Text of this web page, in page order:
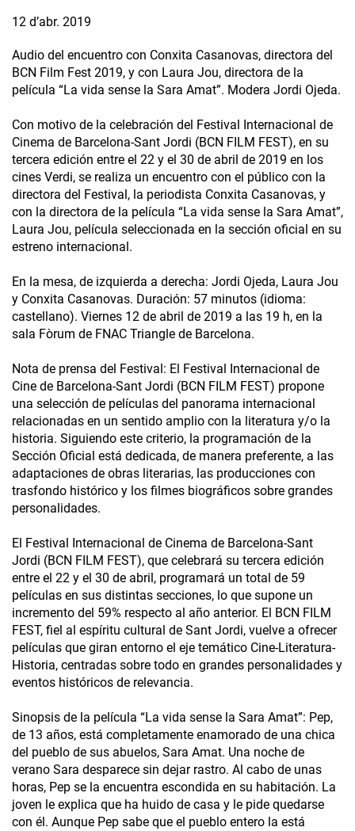
12 d’abr. 2019
Audio del encuentro con Conxita Casanovas, directora del
BCN Film Fest 2019, y con Laura Jou, directora de la
película “La vida sense la Sara Amat”. Modera Jordi Ojeda.
Con motivo de la celebración del Festival Internacional de
Cinema de Barcelona-Sant Jordi (BCN FILM FEST), en su
tercera edición entre el 22 y el 30 de abril de 2019 en los
cines Verdi, se realiza un encuentro con el público con la
directora del Festival, la periodista Conxita Casanovas, y
con la directora de la película “La vida sense la Sara Amat”,
Laura Jou, película seleccionada en la sección oficial en su
estreno internacional.
En la mesa, de izquierda a derecha: Jordi Ojeda, Laura Jou
y Conxita Casanovas. Duración: 57 minutos (idioma:
castellano). Viernes 12 de abril de 2019 a las 19 h, en la
sala Fòrum de FNAC Triangle de Barcelona.
Nota de prensa del Festival: El Festival Internacional de
Cine de Barcelona-Sant Jordi (BCN FILM FEST) propone
una selección de películas del panorama internacional
relacionadas en un sentido amplio con la literatura y/o la
historia. Siguiendo este criterio, la programación de la
Sección Oficial está dedicada, de manera preferente, a las
adaptaciones de obras literarias, las producciones con
trasfondo histórico y los filmes biográficos sobre grandes
personalidades.
El Festival Internacional de Cinema de Barcelona-Sant
Jordi (BCN FILM FEST), que celebrará su tercera edición
entre el 22 y el 30 de abril, programará un total de 59
películas en sus distintas secciones, lo que supone un
incremento del 59% respecto al año anterior. El BCN FILM
FEST, fiel al espíritu cultural de Sant Jordi, vuelve a ofrecer
películas que giran entorno el eje temático Cine-Literatura-
Historia, centradas sobre todo en grandes personalidades y
eventos históricos de relevancia.
Sinopsis de la película “La vida sense la Sara Amat”: Pep,
de 13 años, está completamente enamorado de una chica
del pueblo de sus abuelos, Sara Amat. Una noche de
verano Sara desparece sin dejar rastro. Al cabo de unas
horas, Pep se la encuentra escondida en su habitación. La
joven le explica que ha huido de casa y le pide quedarse
con él. Aunque Pep sabe que el pueblo entero la está